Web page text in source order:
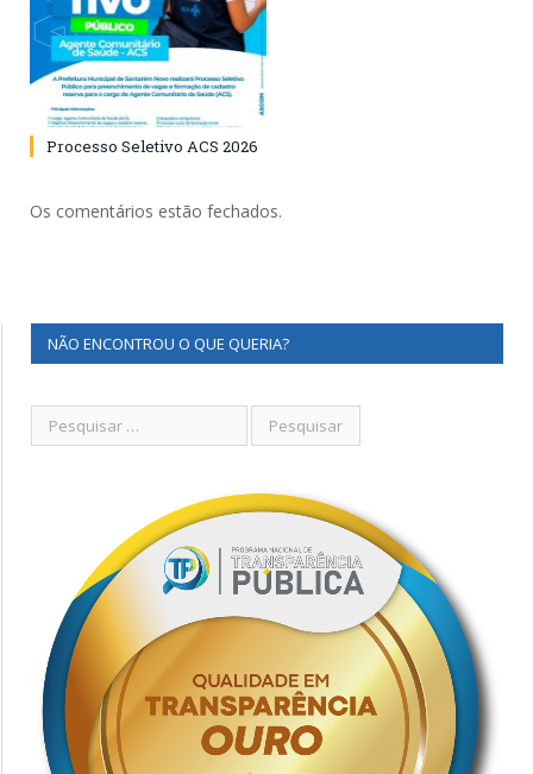
Processo Seletivo ACS 2026
Os comentários estão fechados.
NÃO ENCONTROU O QUE QUERIA?